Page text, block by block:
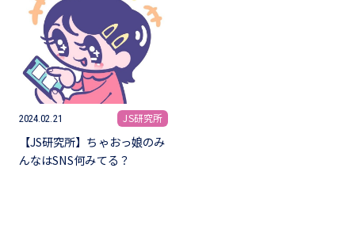
2024.02.21 JS研究所
【JS研究所】ちゃおっ娘のみ
んなはSNS何みてる？